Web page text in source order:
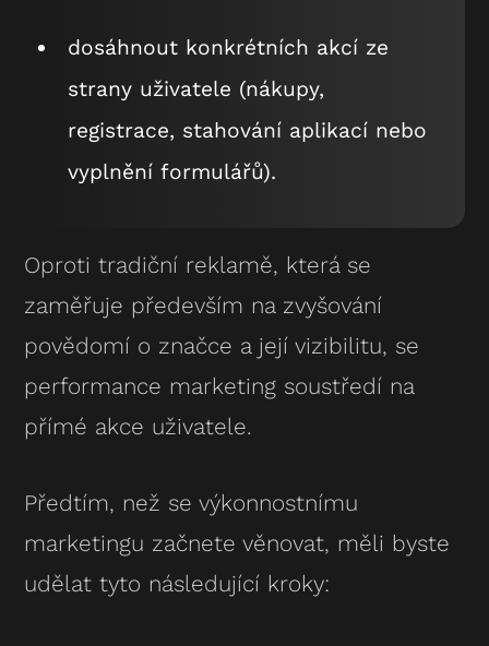
dosáhnout konkrétních akcí ze
strany uživatele (nákupy,
registrace, stahování aplikací nebo
vyplnění formulářů).
Oproti tradiční reklamě, která se
zaměřuje především na zvyšování
povědomí o značce a její vizibilitu, se
performance marketing soustředí na
přímé akce uživatele.
Předtím, než se výkonnostnímu
marketingu začnete věnovat, měli byste
udělat tyto následující kroky: